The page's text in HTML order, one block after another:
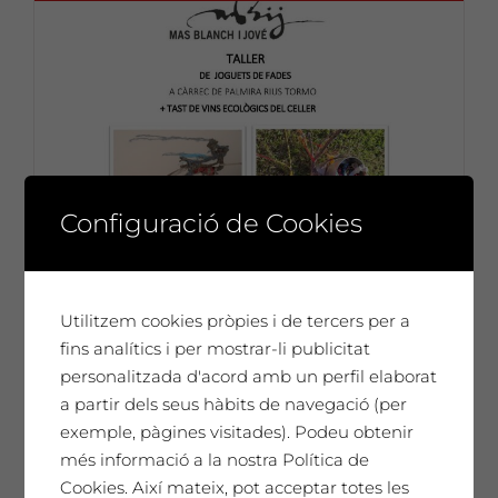
Configuració de Cookies
Utilitzem cookies pròpies i de tercers per a
fins analítics i per mostrar-li publicitat
personalitzada d'acord amb un perfil elaborat
a partir dels seus hàbits de navegació (per
exemple, pàgines visitades). Podeu obtenir
més informació a la nostra Política de
Cookies. Així mateix, pot acceptar totes les